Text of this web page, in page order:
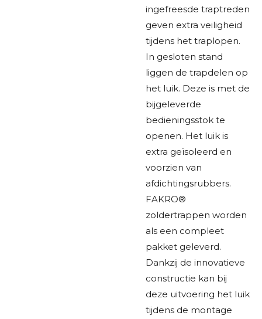
ingefreesde traptreden
geven extra veiligheid
tijdens het traplopen.
In gesloten stand
liggen de trapdelen op
het luik. Deze is met de
bijgeleverde
bedieningsstok te
openen. Het luik is
extra geïsoleerd en
voorzien van
afdichtingsrubbers.
FAKRO®
zoldertrappen worden
als een compleet
pakket geleverd.
Dankzij de innovatieve
constructie kan bij
deze uitvoering het luik
tijdens de montage